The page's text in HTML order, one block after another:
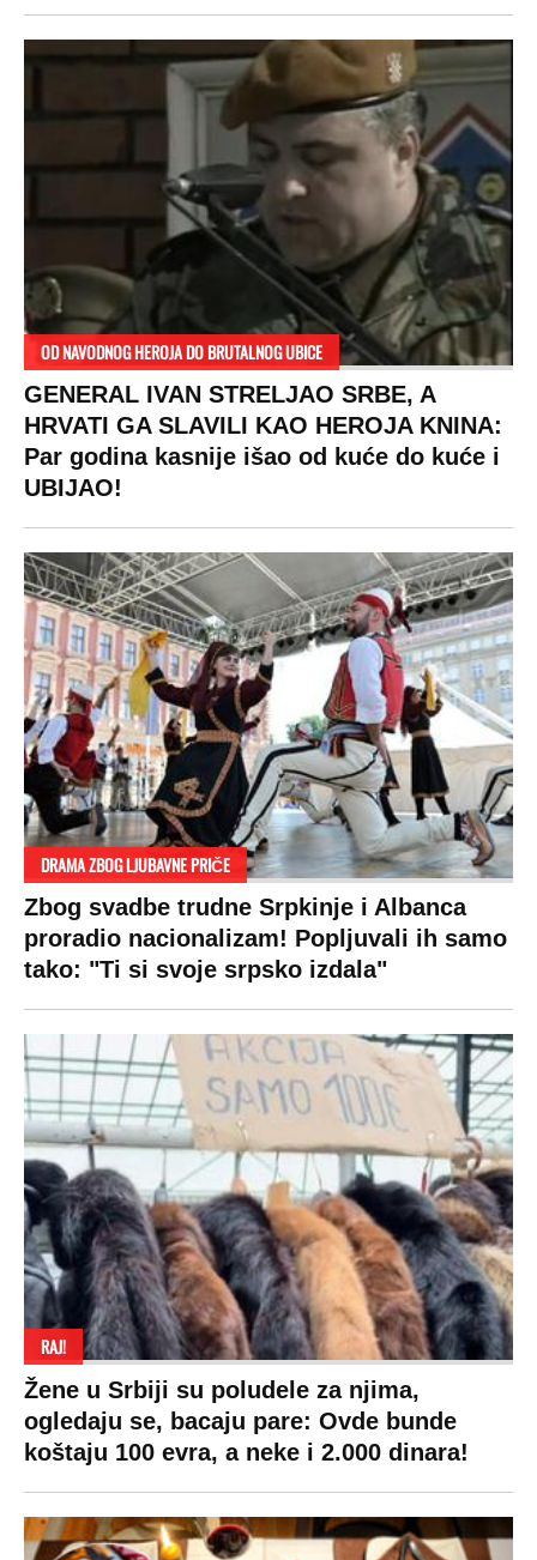
OD NAVODNOG HEROJA DO BRUTALNOG UBICE
GENERAL IVAN STRELJAO SRBE, A
HRVATI GA SLAVILI KAO HEROJA KNINA:
Par godina kasnije išao od kuće do kuće i
UBIJAO!
DRAMA ZBOG LJUBAVNE PRIČE
Zbog svadbe trudne Srpkinje i Albanca
proradio nacionalizam! Popljuvali ih samo
tako: "Ti si svoje srpsko izdala"
RAJ!
Žene u Srbiji su poludele za njima,
ogledaju se, bacaju pare: Ovde bunde
koštaju 100 evra, a neke i 2.000 dinara!